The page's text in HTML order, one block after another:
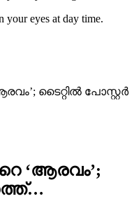
your eyes at day time.
ടൈറ്റിൽ പോസ്റ്റർ
‘ആരവം’;